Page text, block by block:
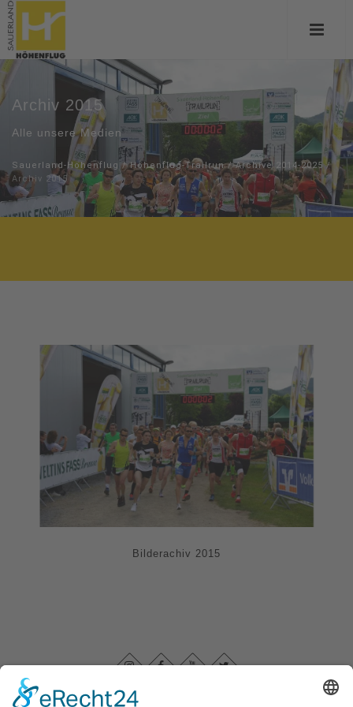
Archiv 2015
Alle unsere Medien
Sauerland-Höhenflug /Höhenflug-Trailrun/Archive 2014-2025/
Archiv 2015
Bilderachiv 2015